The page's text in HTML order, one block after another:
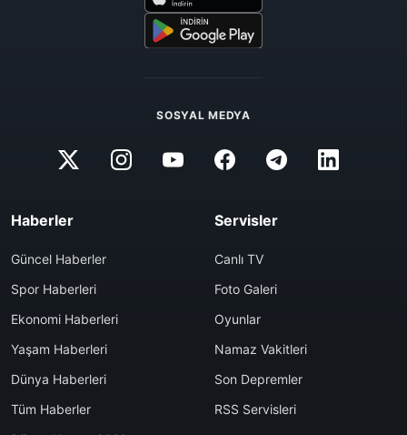
SOSYAL MEDYA
Haberler
Güncel Haberler
Spor Haberleri
Ekonomi Haberleri
Yaşam Haberleri
Dünya Haberleri
Tüm Haberler
Servisler
Canlı TV
Foto Galeri
Oyunlar
Namaz Vakitleri
Son Depremler
RSS Servisleri